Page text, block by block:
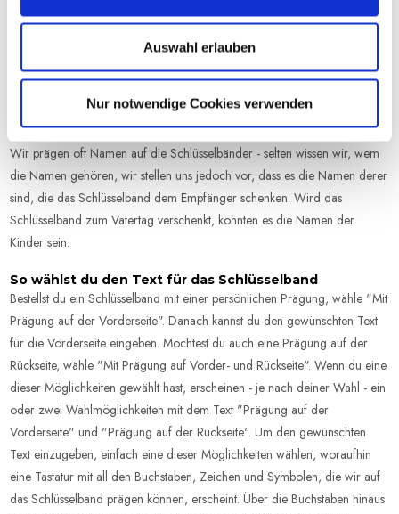
Auswahl erlauben
Nur notwendige Cookies verwenden
womöglich eine schwierige Zeit durchgemacht, während der dir ein Zitat
oder bedeutungsvolle Worte eine Stütze gewesen sind, können diese auf
Vielleicht wählst du auch ein Zitat, das dich in gute Laune versetzt oder
dich an eine schöne Zeit erinnert.
Besondere Namen
Wir prägen oft Namen auf die Schlüsselbänder - selten wissen wir, wem
die Namen gehören, wir stellen uns jedoch vor, dass es die Namen derer
sind, die das Schlüsselband dem Empfänger schenken. Wird das
Schlüsselband zum Vatertag verschenkt, könnten es die Namen der
Kinder sein.
So wählst du den Text für das Schlüsselband
Bestellst du ein Schlüsselband mit einer persönlichen Prägung, wähle "Mit
Prägung auf der Vorderseite". Danach kannst du den gewünschten Text
für die Vorderseite eingeben. Möchtest du auch eine Prägung auf der
Rückseite, wähle "Mit Prägung auf Vorder- und Rückseite". Wenn du eine
dieser Möglichkeiten gewählt hast, erscheinen - je nach deiner Wahl - ein
oder zwei Wahlmöglichkeiten mit dem Text "Prägung auf der
Vorderseite" und "Prägung auf der Rückseite". Um den gewünschten
Text einzugeben, einfach eine dieser Möglichkeiten wählen, woraufhin
eine Tastatur mit all den Buchstaben, Zeichen und Symbolen, die wir auf
das Schlüsselband prägen können, erscheint. Über die Buchstaben hinaus